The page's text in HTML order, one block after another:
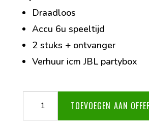
Draadloos
Accu 6u speeltijd
2 stuks + ontvanger
Verhuur icm JBL partybox
Microfoonset
aantal
TOEVOEGEN AAN